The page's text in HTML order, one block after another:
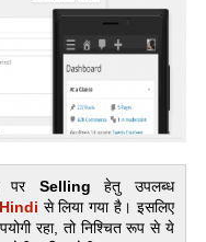
पर Selling हेतु उपलब्‍ध
से लिया गया है। इसलिए
रहा, तो निश्चित रूप से ये